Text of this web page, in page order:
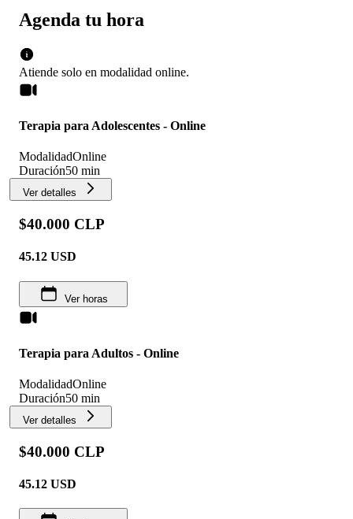
Agenda tu hora
Atiende solo en modalidad online.
Terapia para Adolescentes - Online
ModalidadOnline
Duración50 min
Ver detalles
$40.000 CLP
45.12 USD
Ver horas
Terapia para Adultos - Online
ModalidadOnline
Duración50 min
Ver detalles
$40.000 CLP
45.12 USD